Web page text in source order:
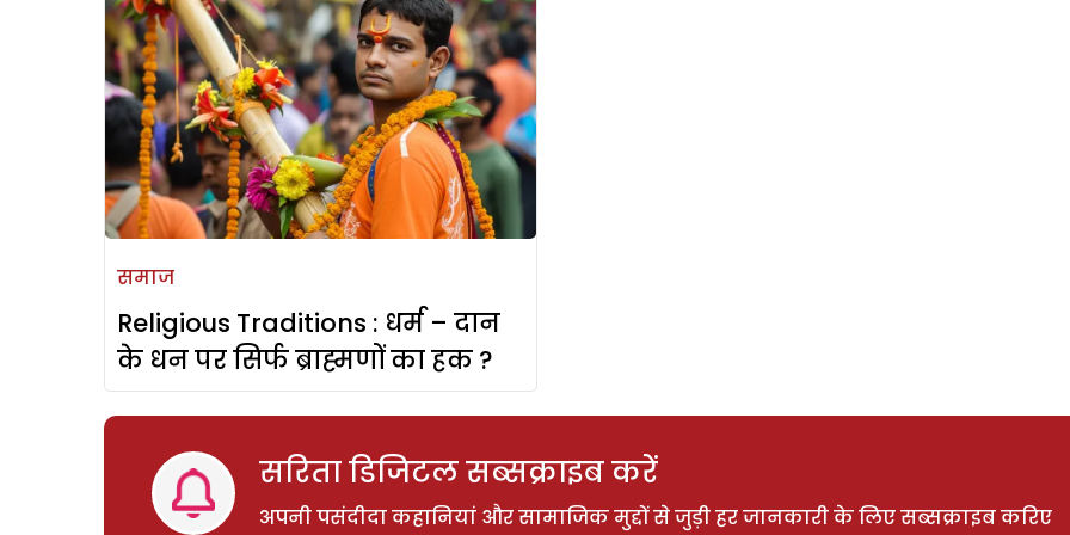
समाज
Religious Traditions : धर्म – दान
के धन पर सिर्फ ब्राह्मणों का हक ?
सरिता डिजिटल सब्सक्राइब करें
अपनी पसंदीदा कहानियां और सामाजिक मुद्दों से जुड़ी हर जानकारी के लिए सब्सक्राइब करिए